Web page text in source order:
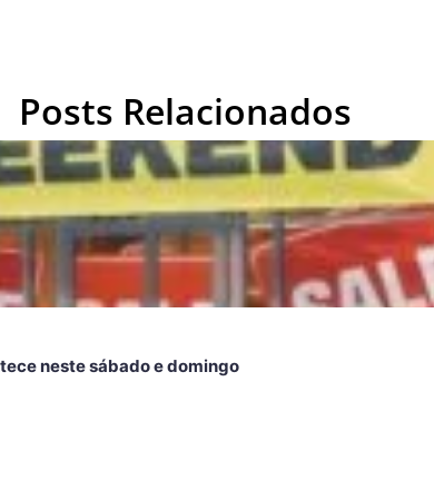
Posts Relacionados
neste sábado e domingo